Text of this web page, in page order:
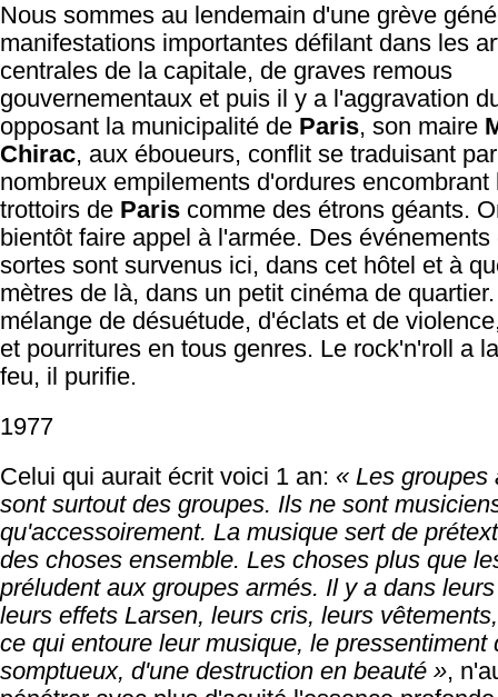
Nous sommes au lendemain d'une grève
manifestations importantes défilant dans les
centrales de la capitale, de graves remous
gouvernementaux et puis il y a l'aggravation
opposant la municipalité de Paris, son maire
Chirac, aux éboueurs, conflit se traduisant
nombreux empilements d'ordures encombrant
trottoirs de Paris comme des étrons géants.
bientôt faire appel à l'armée. Des événements
sortes sont survenus ici, dans cet hôtel et à
mètres de là, dans un petit cinéma de
mélange de désuétude, d'éclats et de
et pourritures en tous genres. Le rock'n'roll a
feu, il purifie.
1977
Celui qui aurait écrit voici 1 an: « Les groupes
sont surtout des groupes. Ils ne sont
qu'accessoirement. La musique sert de
des choses ensemble. Les choses plus que
préludent aux groupes armés. Il y a dans
leurs effets Larsen, leurs cris, leurs
ce qui entoure leur musique, le pressentiment
somptueux, d'une destruction en beauté »,